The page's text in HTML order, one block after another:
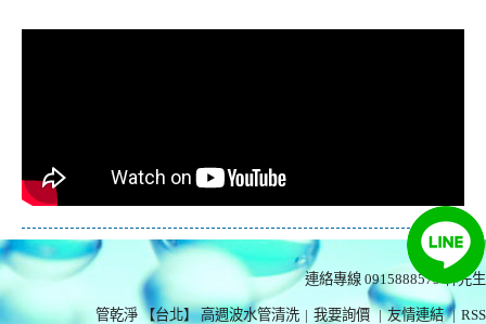
連絡專線 0915888575 林先生
管乾淨 【台北】 高週波水管清洗 | 我要詢價 | 友情連結 | RSS